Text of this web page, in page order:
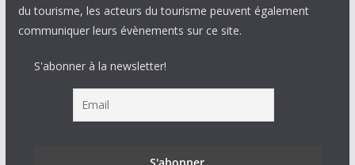
du tourisme, les acteurs du tourisme peuvent également
communiquer leurs évènements sur ce site.
S'abonner à la newsletter!